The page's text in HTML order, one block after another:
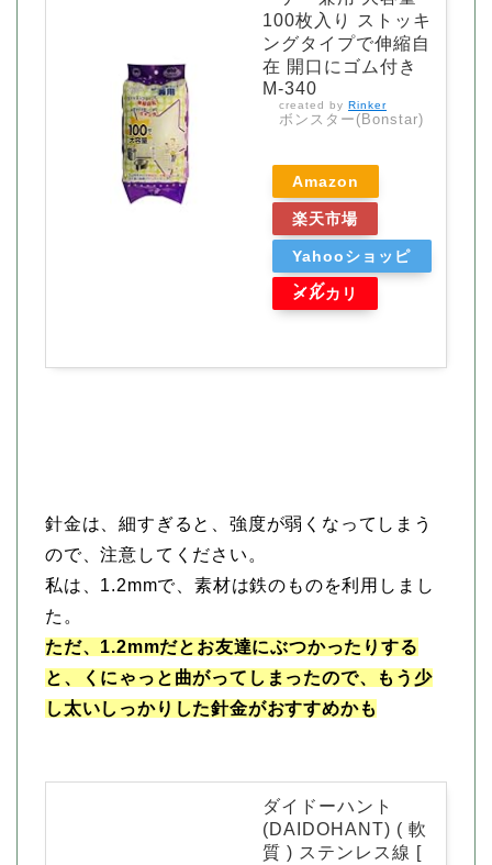
100枚入り ストッキ
ングタイプで伸縮自
在 開口にゴム付き
M-340
created by Rinker
ボンスター(Bonstar)
Amazon
楽天市場
Yahooショッピ
ング
メルカリ
針金は、細すぎると、強度が弱くなってしまう
ので、注意してください。
私は、1.2mmで、素材は鉄のものを利用しまし
た。
ただ、1.2mmだとお友達にぶつかったりする
と、くにゃっと曲がってしまったので、もう少
し太いしっかりした針金がおすすめかも
ダイドーハント
(DAIDOHANT) ( 軟
質 ) ステンレス線 [